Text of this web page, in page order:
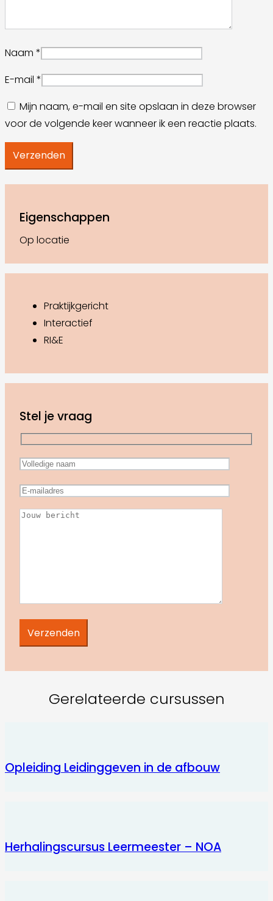
Naam *
E-mail *
Mijn naam, e-mail en site opslaan in deze browser
voor de volgende keer wanneer ik een reactie plaats.
Eigenschappen
Op locatie
Praktijkgericht
Interactief
RI&E
Stel je vraag
Gerelateerde cursussen
Opleiding Leidinggeven in de afbouw
Herhalingscursus Leermeester – NOA